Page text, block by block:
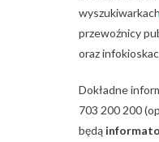
wyszukiwarkach
przewoźnicy
oraz
Dokładne
‪703 200 200
będą